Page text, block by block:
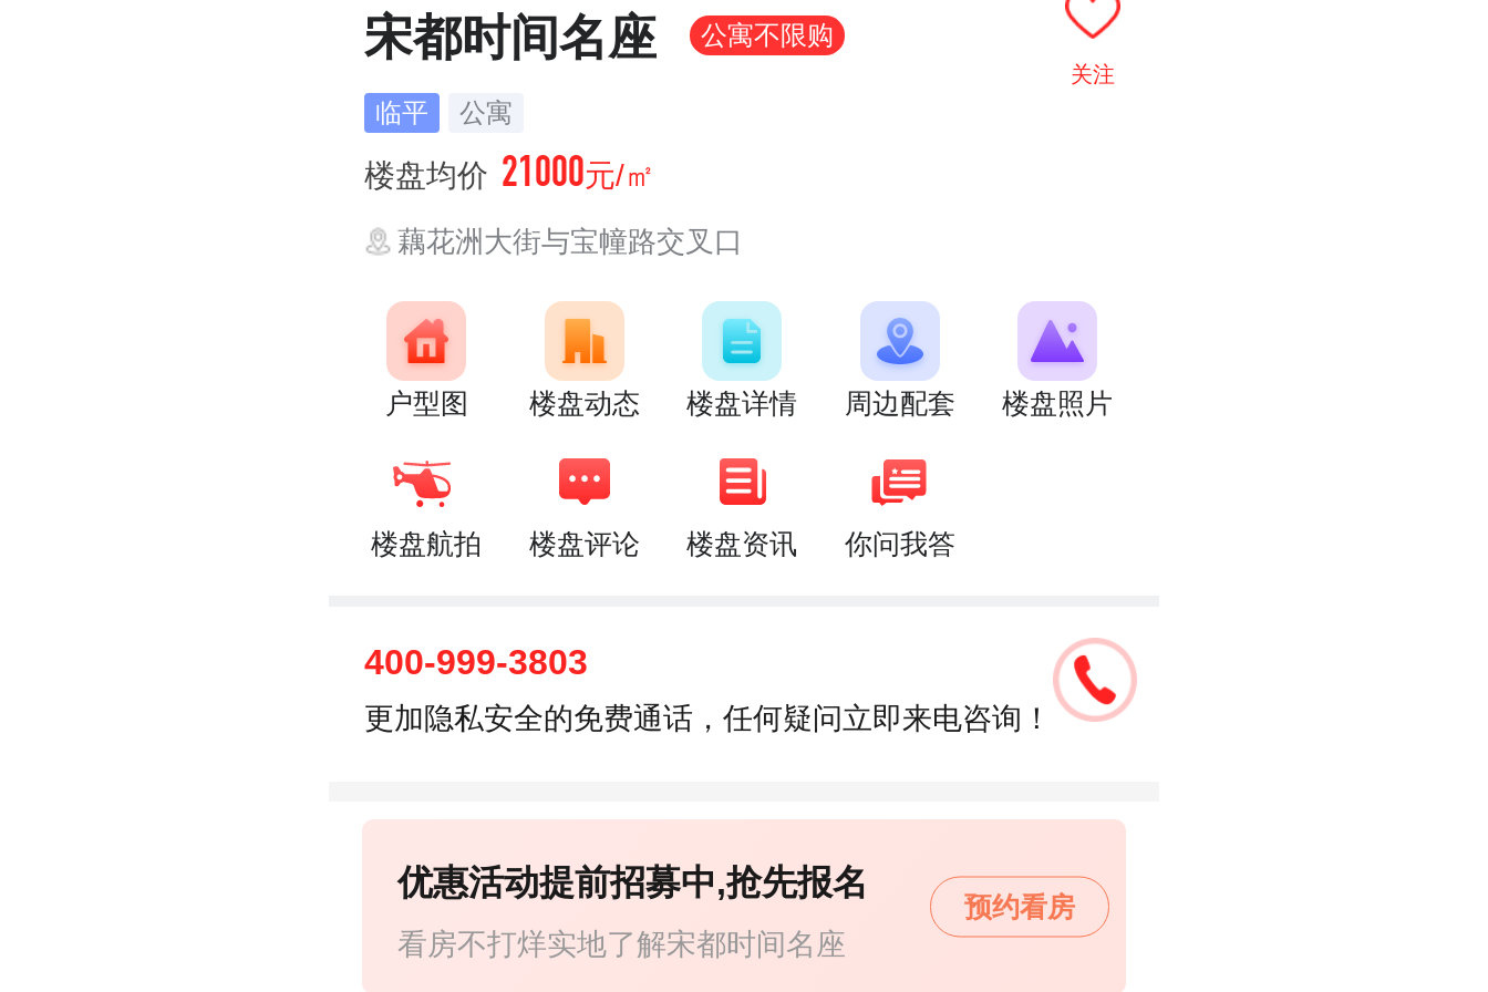
关注
宋都时间名座 公寓不限购
临平 公寓
楼盘均价 21000元/㎡
藕花洲大街与宝幢路交叉口
户型图 楼盘动态 楼盘详情 周边配套 楼盘照片
楼盘航拍 楼盘评论 楼盘资讯 你问我答
400-999-3803
更加隐私安全的免费通话，任何疑问立即来电咨询！
看房不打烊实地了解宋都时间名座
优惠活动提前招募中,抢先报名
预约看房